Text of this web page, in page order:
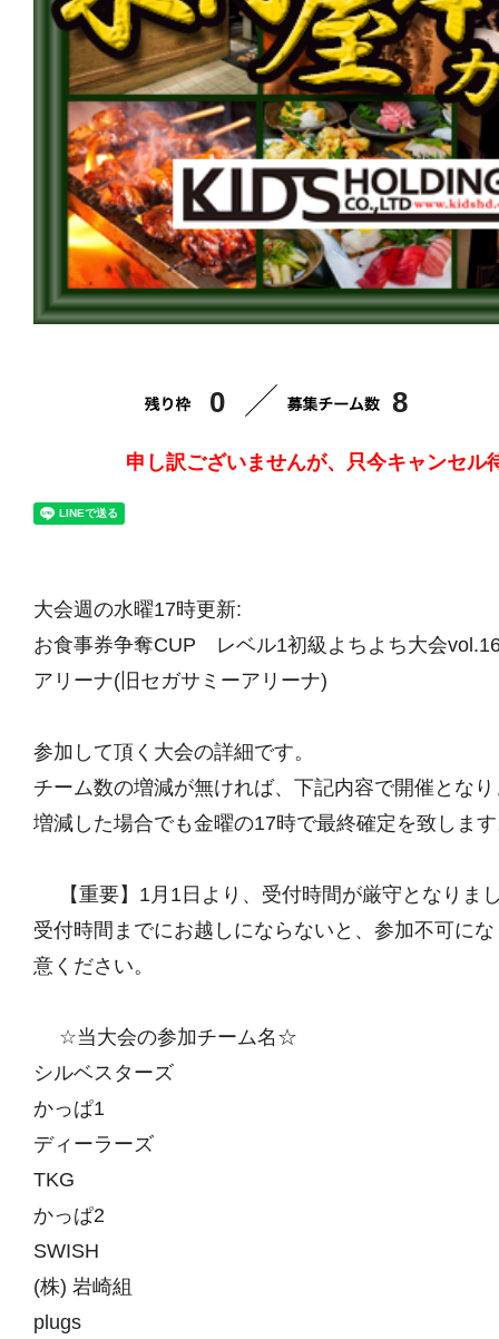
0 8
申し訳ございませんが、只今キャンセル
大会週の水曜17時更新:
お食事券争奪CUP レベル1初級よちよち大会
アリーナ(旧セガサミーアリーナ)
参加して頂く大会の詳細です。
チーム数の増減が無ければ、下記内容で開催とな
増減した場合でも金曜の17時で最終確定を致しま
【重要】1月1日より、受付時間が厳守となり
受付時間までにお越しにならないと、参加不可に
意ください。
☆当大会の参加チーム名☆
シルベスターズ
かっぱ1
ディーラーズ
TKG
かっぱ2
SWISH
(株) 岩崎組
plugs